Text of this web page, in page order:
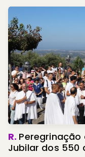
R. Peregrinação
Jubilar dos 550